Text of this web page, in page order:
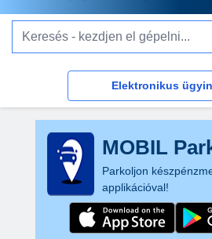
Elektronikus
MOBIL
Parkoljon
applikációval!